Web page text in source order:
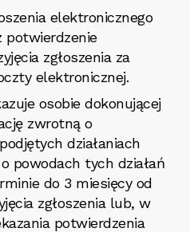
elektronicznego
potwierdzenie
zgłoszenia za
elektronicznej.
osobie dokonującej
zwrotną o
działaniach
powodach tych działań
do 3 miesięcy od
zgłoszenia lub, w
potwierdzenia